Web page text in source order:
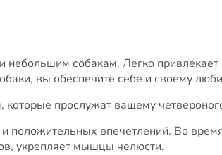
собакам. Легко
вы обеспечите себе и своему
прослужат вашему
впечетлений. Во
укрепляет мышцы челюсти.